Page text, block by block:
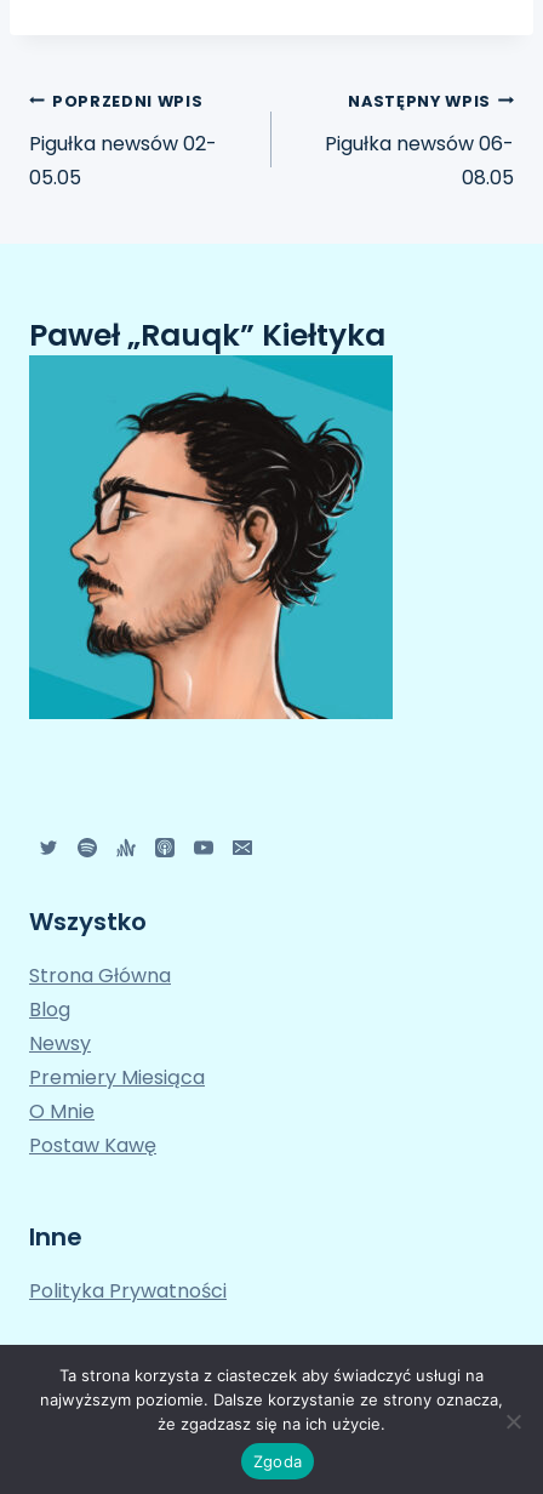
POPRZEDNI WPIS
Pigułka newsów 02-
05.05
NASTĘPNY WPIS
Pigułka newsów 06-
08.05
Paweł „Rauqk” Kiełtyka
Wszystko
Strona Główna
Blog
Newsy
Premiery Miesiąca
O Mnie
Postaw Kawę
Inne
Polityka Prywatności
© 2026 Trochę o Grach Motyw WordPress, autor: Kadence WP
Ta strona korzysta z ciasteczek aby świadczyć usługi na
najwyższym poziomie. Dalsze korzystanie ze strony oznacza,
że zgadzasz się na ich użycie.
Zgoda